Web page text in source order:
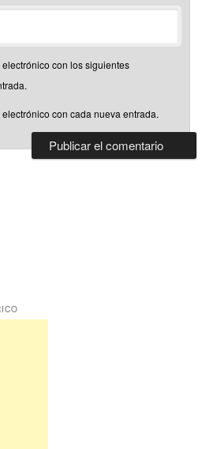
con los siguientes
con cada nueva entrada.